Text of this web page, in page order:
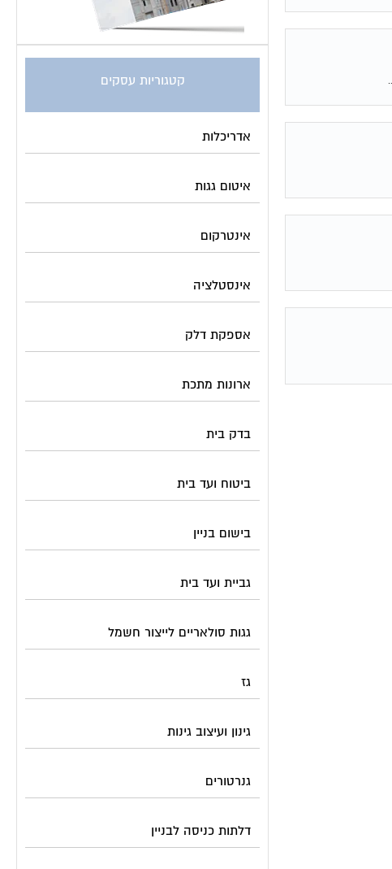
קטגוריות עסקים
אדריכלות
איטום גגות
אינטרקום
אינסטלציה
אספקת דלק
ארונות מתכת
בדק בית
ביטוח ועד בית
בישום בניין
גביית ועד בית
גגות סולאריים לייצור חשמל
גז
גינון ועיצוב גינות
גנרטורים
דלתות כניסה לבניין